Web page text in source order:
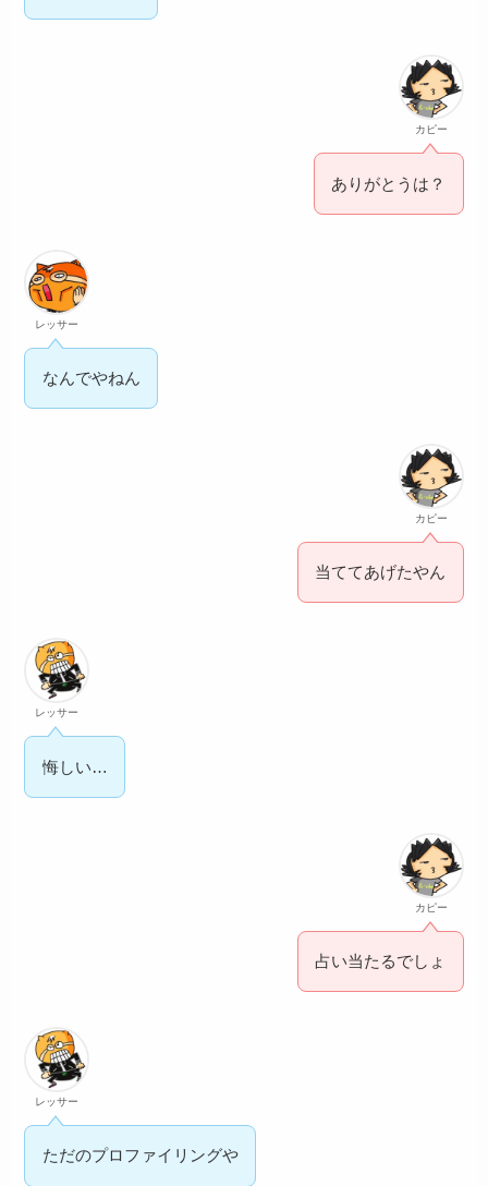
カピー
ありがとうは？
レッサー
なんでやねん
カピー
当ててあげたやん
レッサー
悔しい…
カピー
占い当たるでしょ
レッサー
ただのプロファイリングや